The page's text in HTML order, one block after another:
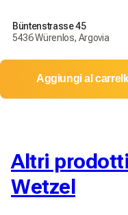
Büntenstrasse 45
5436 Würenlos, Argovia
Aggiungi al
Altri
Wetzel